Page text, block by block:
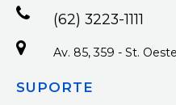
(62) 3223-1111
Av. 85, 359 - St.
SUPORTE